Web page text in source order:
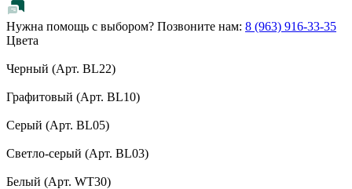
Нужна помощь с выбором? Позвоните нам: 8 (963) 916-33-35
Цвета
Черный (Арт. BL22)
Графитовый (Арт. BL10)
Серый (Арт. BL05)
Светло-серый (Арт. BL03)
Белый (Арт. WT30)